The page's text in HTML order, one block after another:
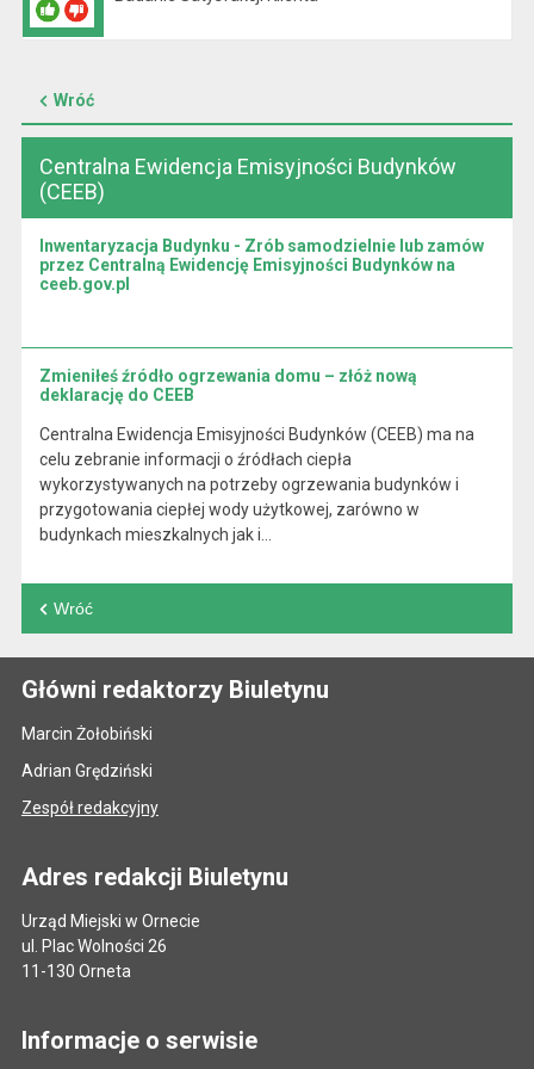
Wróć
Centralna Ewidencja Emisyjności Budynków
(CEEB)
Inwentaryzacja Budynku - Zrób samodzielnie lub zamów
przez Centralną Ewidencję Emisyjności Budynków na
ceeb.gov.pl
Zmieniłeś źródło ogrzewania domu – złóż nową
deklarację do CEEB
Centralna Ewidencja Emisyjności Budynków (CEEB) ma na
celu zebranie informacji o źródłach ciepła
wykorzystywanych na potrzeby ogrzewania budynków i
przygotowania ciepłej wody użytkowej, zarówno w
budynkach mieszkalnych jak i…
Wróć
Główni redaktorzy Biuletynu
Marcin Żołobiński
Adrian Grędziński
Zespół redakcyjny
Adres redakcji Biuletynu
Urząd Miejski w Ornecie
ul. Plac Wolności 26
11-130 Orneta
Informacje o serwisie